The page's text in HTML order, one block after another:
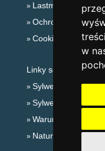
w
Lastminute Góry
Ochrona
Cookies
Linky sezonowe:
Sylwester Góry
Sylwester w górach
Warunki narciarskie
Naturalne kąpieliska